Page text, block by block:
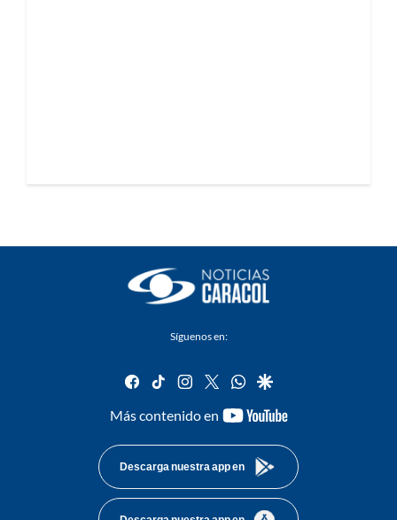
Síguenos en:
facebook
tiktok instagram
twitterwhatsapp
google
Más contenido en
youtube-
Descarga nuestra app en